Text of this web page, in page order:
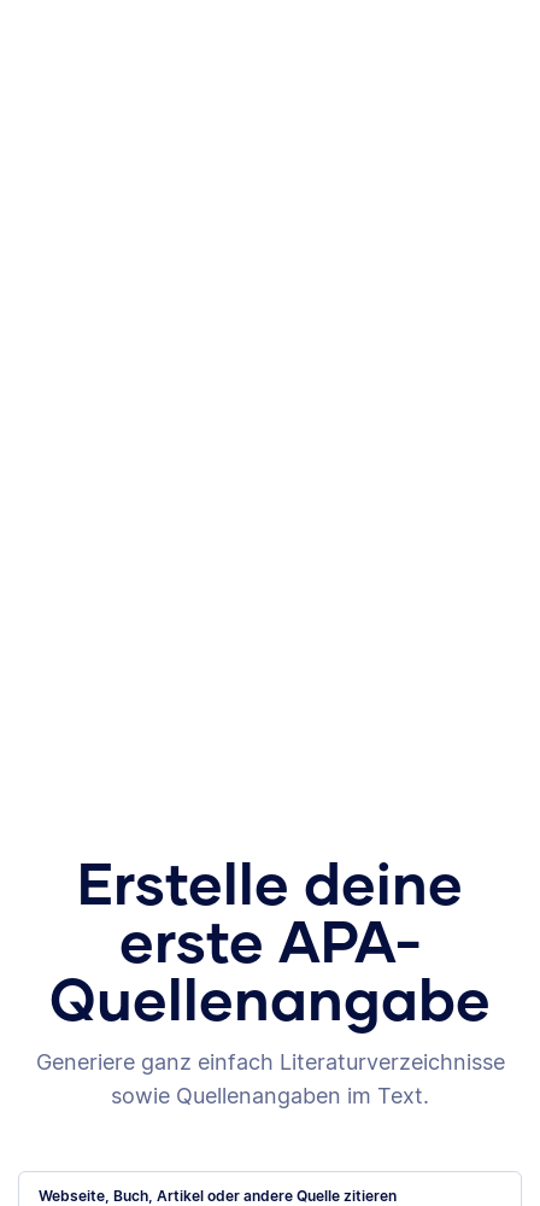
Erstelle deine
erste APA-
Quellenangabe
Generiere ganz einfach Literaturverzeichnisse
sowie Quellenangaben im Text.
Webseite, Buch, Artikel oder andere Quelle zitieren